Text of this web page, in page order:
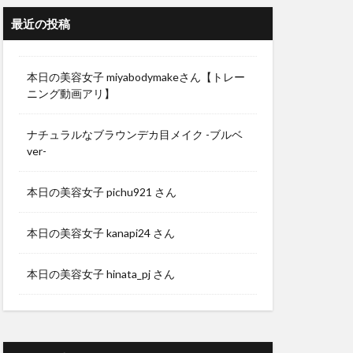
最近の投稿
本日の美容女子 miyabodymakeさん【トレー
ニング動画アリ】
ナチュラルなブラウンデカ目メイク -ブルベ
ver-
本日の美容女子 pichu921 さん
本日の美容女子 kanapi24 さん
本日の美容女子 hinata_pj さん